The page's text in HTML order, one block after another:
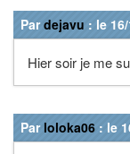
Pardejavu : le
Hier soir je me
Par loloka06 : le